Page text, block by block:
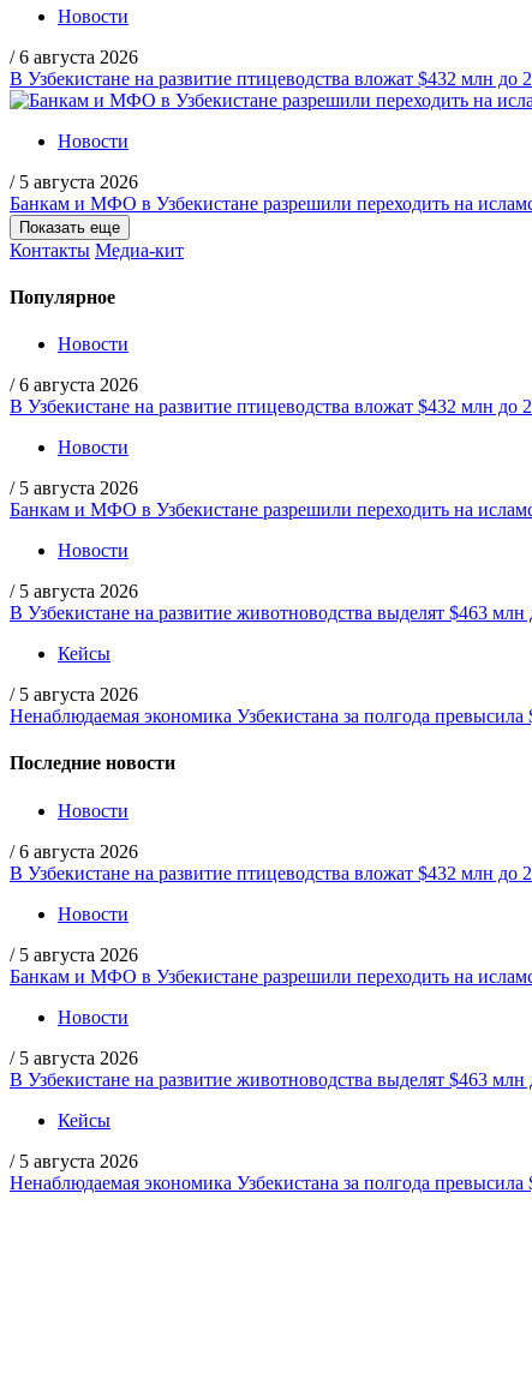
Новости
/ 6 августа 2026
В Узбекистане на развитие птицеводства вложат $432 млн до
Новости
/ 5 августа 2026
Банкам и МФО в Узбекистане разрешили переходить на
Показать еще
Контакты Медиа-кит
Популярное
Новости
/ 6 августа 2026
В Узбекистане на развитие птицеводства вложат $432 млн до
Новости
/ 5 августа 2026
Банкам и МФО в Узбекистане разрешили переходить на
Новости
/ 5 августа 2026
В Узбекистане на развитие животноводства выделят $463 млн
Кейсы
/ 5 августа 2026
Ненаблюдаемая экономика Узбекистана за полгода превысила
Последние новости
Новости
/ 6 августа 2026
В Узбекистане на развитие птицеводства вложат $432 млн до
Новости
/ 5 августа 2026
Банкам и МФО в Узбекистане разрешили переходить на
Новости
/ 5 августа 2026
В Узбекистане на развитие животноводства выделят $463 млн
Кейсы
/ 5 августа 2026
Ненаблюдаемая экономика Узбекистана за полгода превысила